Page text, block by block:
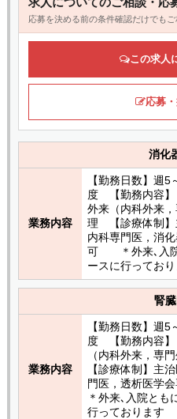
応募を決める前の条件確認だけでも
この求人
応募
消化
業務内容
【勤務日数】週
度 【勤務内容】
外来（内科外来
理 【診療体制】
内科専門医，消
可 ＊外来､入院
ースに行ってお
腎
業務内容
【勤務日数】週
度 【勤務内容】
（内科外来，専
【診療体制】主
門医，透析医
＊外来､入院とも
行っております